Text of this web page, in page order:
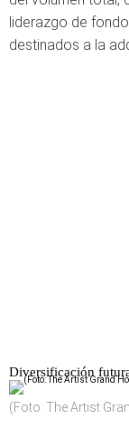
liderazgo de
destinados a la
Diversificación
(Foto: The Artist